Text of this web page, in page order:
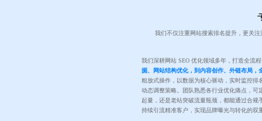
我们不仅注重网站搜索排名提升，更关
我们深耕网站 SEO 优化领域多年，打造全流
掘、网站结构优化，到内容创作、外链布局，
粗放式操作，以数据为核心驱动，实时监控排
动态调整策略。团队熟悉各行业优化痛点，可
起量，还是老站突破流量瓶颈，都能通过合规
持续引流精准客户，实现品牌曝光与转化的双